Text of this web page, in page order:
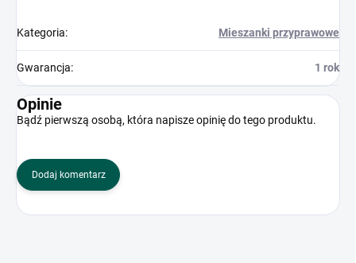
Kategoria: Mieszanki przyprawowe
Gwarancja: 1 rok
Opinie
Bądź pierwszą osobą, która napisze opinię do tego produktu.
Dodaj komentarz